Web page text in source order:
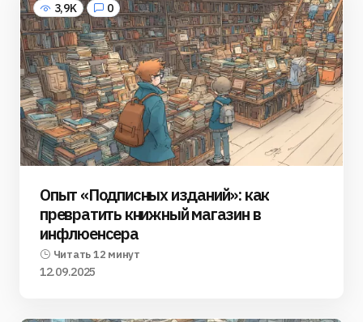
3,9K 0
Опыт «Подписных изданий»: как
превратить книжный магазин в
инфлюенсера
Читать 12 минут
12.09.2025